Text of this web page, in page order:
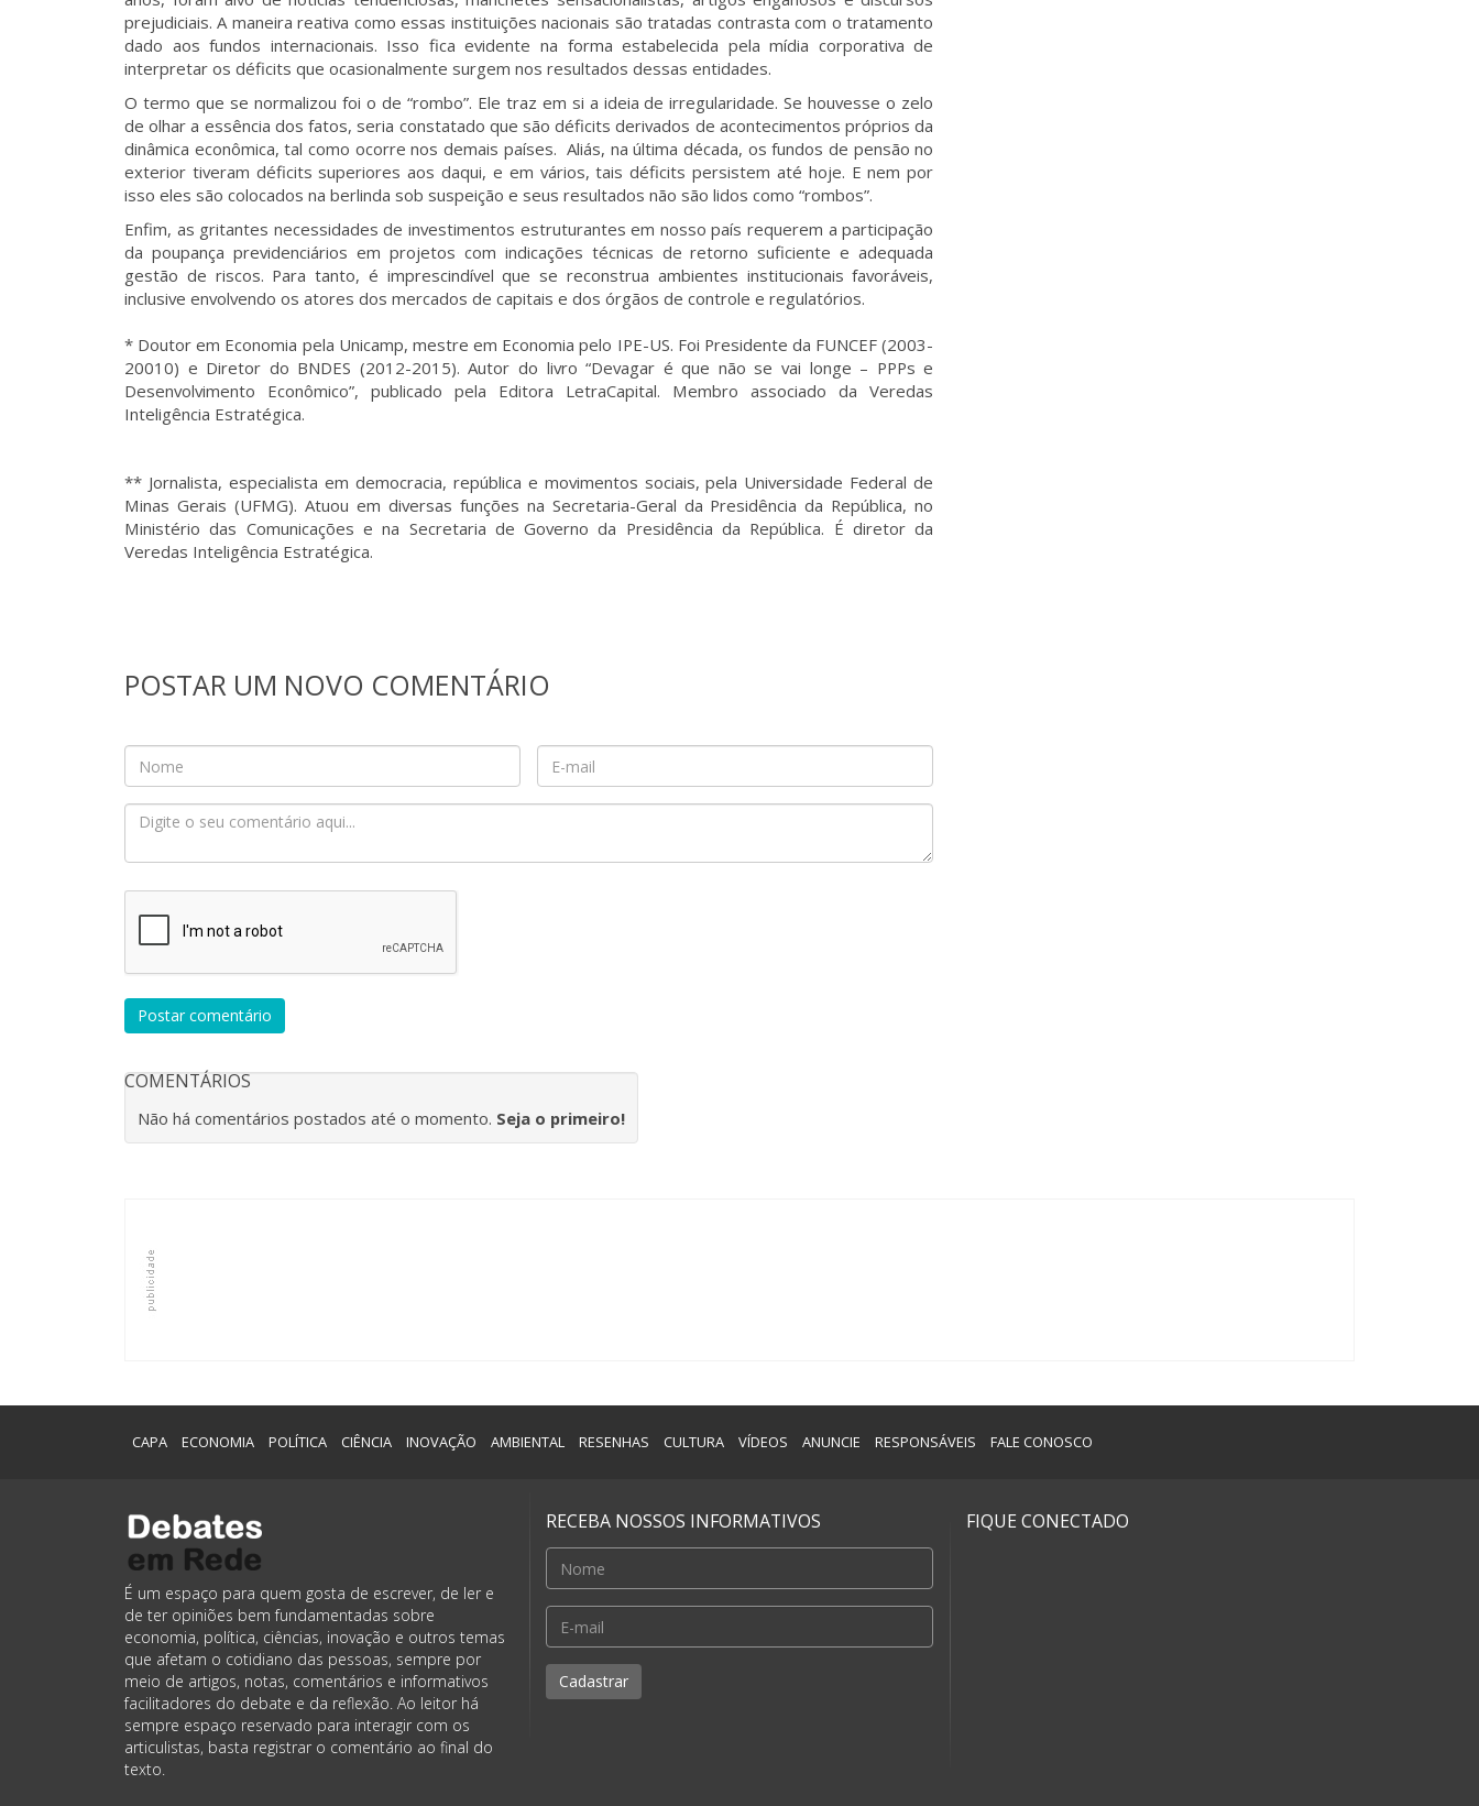
prejudiciais. A maneira reativa como essas instituições nacionais são tratadas contrasta com o tratamento
dado aos fundos internacionais. Isso fica evidente na forma estabelecida pela mídia corporativa de
interpretar os déficits que ocasionalmente surgem nos resultados dessas entidades.
O termo que se normalizou foi o de “rombo”. Ele traz em si a ideia de irregularidade. Se houvesse o zelo
de olhar a essência dos fatos, seria constatado que são déficits derivados de acontecimentos próprios da
dinâmica econômica, tal como ocorre nos demais países. Aliás, na última década, os fundos de pensão no
exterior tiveram déficits superiores aos daqui, e em vários, tais déficits persistem até hoje. E nem por
isso eles são colocados na berlinda sob suspeição e seus resultados não são lidos como “rombos”.
Enfim, as gritantes necessidades de investimentos estruturantes em nosso país requerem a participação
da poupança previdenciários em projetos com indicações técnicas de retorno suficiente e adequada
gestão de riscos. Para tanto, é imprescindível que se reconstrua ambientes institucionais favoráveis,
inclusive envolvendo os atores dos mercados de capitais e dos órgãos de controle e regulatórios.
* Doutor em Economia pela Unicamp, mestre em Economia pelo IPE-US. Foi Presidente da FUNCEF (2003-
20010) e Diretor do BNDES (2012-2015). Autor do livro “Devagar é que não se vai longe – PPPs e
Desenvolvimento Econômico”, publicado pela Editora LetraCapital. Membro associado da Veredas
Inteligência Estratégica.
** Jornalista, especialista em democracia, república e movimentos sociais, pela Universidade Federal de
Minas Gerais (UFMG). Atuou em diversas funções na Secretaria-Geral da Presidência da República, no
Ministério das Comunicações e na Secretaria de Governo da Presidência da República. É diretor da
Veredas Inteligência Estratégica.
POSTAR UM NOVO COMENTÁRIO
Postar comentário
COMENTÁRIOS
Não há comentários postados até o momento. Seja o primeiro!
CAPA ECONOMIA POLÍTICA CIÊNCIA INOVAÇÃO AMBIENTAL RESENHAS CULTURA VÍDEOS ANUNCIE RESPONSÁVEIS FALE CONOSCO
É um espaço para quem gosta de escrever, de ler e
de ter opiniões bem fundamentadas sobre
economia, política, ciências, inovação e outros temas
que afetam o cotidiano das pessoas, sempre por
meio de artigos, notas, comentários e informativos
facilitadores do debate e da reflexão. Ao leitor há
sempre espaço reservado para interagir com os
articulistas, basta registrar o comentário ao final do
texto.
RECEBA NOSSOS INFORMATIVOS
Cadastrar
FIQUE CONECTADO